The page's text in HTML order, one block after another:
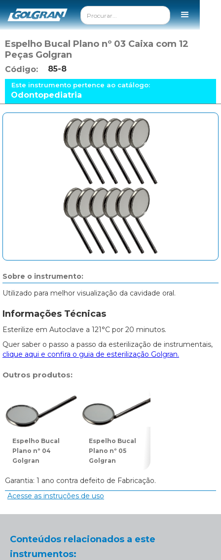
Espelho Bucal Plano nº 03 Caixa com 12
Peças Golgran
Código: 85-8
Este instrumento pertence ao catálogo:
Odontopediatria
Sobre o instrumento:
Utilizado para melhor visualização da cavidade oral.
Informações Técnicas
Esterilize em Autoclave a 121°C por 20 minutos.
Quer saber o passo a passo da esterilização de instrumentais,
clique aqui e confira o guia de esterilização Golgran.
Outros produtos:
Espelho Bucal
Plano nº 04
Golgran
Espelho Bucal
Plano nº 05
Golgran
Garantia: 1 ano contra defeito de Fabricação.
Acesse as instruções de uso
Conteúdos relacionados a este
instrumentos: